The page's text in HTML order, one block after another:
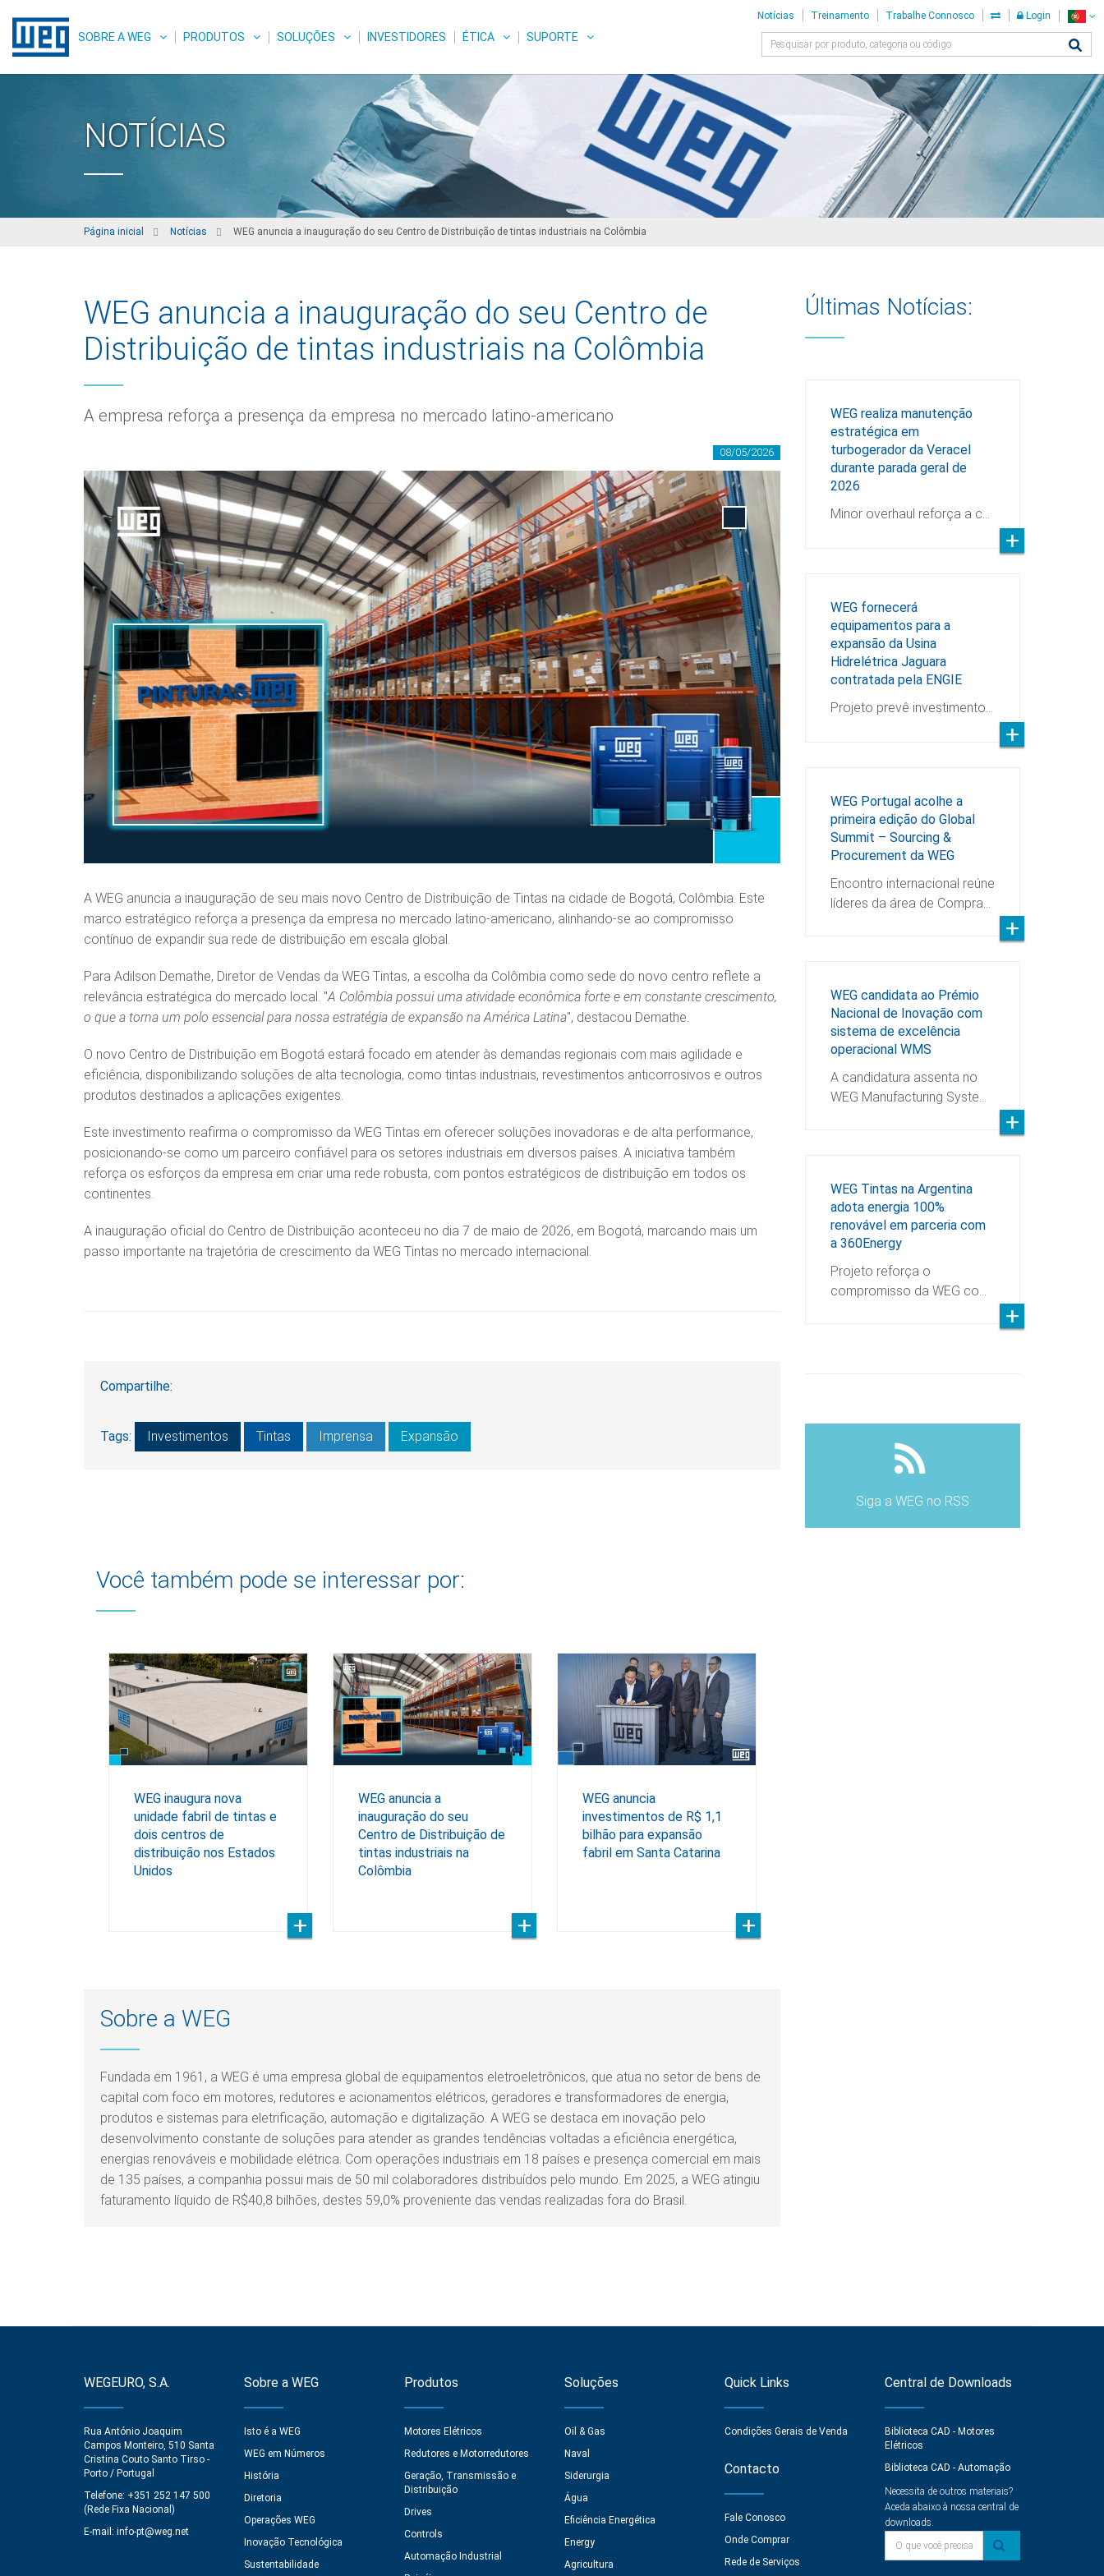
SOBRE A WEG PRODUTOS SOLUÇÕES INVESTIDORES ÉTICA SUPORTE
Notícias Treinamento Trabalhe Connosco Login
NOTÍCIAS
Página inicial Notícias WEG anuncia a inauguração do seu Centro de Distribuição de tintas industriais na Colômbia
WEG anuncia a inauguração do seu Centro de
Distribuição de tintas industriais na Colômbia
A empresa reforça a presença da empresa no mercado latino-americano
08/05/2026
A WEG anuncia a inauguração de seu mais novo Centro de Distribuição de Tintas na cidade de Bogotá, Colômbia. Este
marco estratégico reforça a presença da empresa no mercado latino-americano, alinhando-se ao compromisso
contínuo de expandir sua rede de distribuição em escala global.
Para Adilson Demathe, Diretor de Vendas da WEG Tintas, a escolha da Colômbia como sede do novo centro reflete a
relevância estratégica do mercado local. "A Colômbia possui uma atividade econômica forte e em constante crescimento,
o que a torna um polo essencial para nossa estratégia de expansão na América Latina", destacou Demathe.
O novo Centro de Distribuição em Bogotá estará focado em atender às demandas regionais com mais agilidade e
eficiência, disponibilizando soluções de alta tecnologia, como tintas industriais, revestimentos anticorrosivos e outros
produtos destinados a aplicações exigentes.
Este investimento reafirma o compromisso da WEG Tintas em oferecer soluções inovadoras e de alta performance,
posicionando-se como um parceiro confiável para os setores industriais em diversos países. A iniciativa também
reforça os esforços da empresa em criar uma rede robusta, com pontos estratégicos de distribuição em todos os
continentes.
A inauguração oficial do Centro de Distribuição aconteceu no dia 7 de maio de 2026, em Bogotá, marcando mais um
passo importante na trajetória de crescimento da WEG Tintas no mercado internacional.
Compartilhe:
Tags: Investimentos Tintas Imprensa Expansão
Você também pode se interessar por:
WEG inaugura nova
unidade fabril de tintas e
dois centros de
distribuição nos Estados
Unidos
WEG anuncia a
inauguração do seu
Centro de Distribuição de
tintas industriais na
Colômbia
WEG anuncia
investimentos de R$ 1,1
bilhão para expansão
fabril em Santa Catarina
Sobre a WEG
Fundada em 1961, a WEG é uma empresa global de equipamentos eletroeletrônicos, que atua no setor de bens de
capital com foco em motores, redutores e acionamentos elétricos, geradores e transformadores de energia,
produtos e sistemas para eletrificação, automação e digitalização. A WEG se destaca em inovação pelo
desenvolvimento constante de soluções para atender as grandes tendências voltadas a eficiência energética,
energias renováveis e mobilidade elétrica. Com operações industriais em 18 países e presença comercial em mais
de 135 países, a companhia possui mais de 50 mil colaboradores distribuídos pelo mundo. Em 2025, a WEG atingiu
faturamento líquido de R$40,8 bilhões, destes 59,0% proveniente das vendas realizadas fora do Brasil.
Últimas Notícias:
WEG realiza manutenção
estratégica em
turbogerador da Veracel
durante parada geral de
2026
Minor overhaul reforça a c…
WEG fornecerá
equipamentos para a
expansão da Usina
Hidrelétrica Jaguara
contratada pela ENGIE
Projeto prevê investimento…
WEG Portugal acolhe a
primeira edição do Global
Summit – Sourcing &
Procurement da WEG
Encontro internacional reúne
líderes da área de Compra…
WEG candidata ao Prémio
Nacional de Inovação com
sistema de excelência
operacional WMS
A candidatura assenta no
WEG Manufacturing Syste…
WEG Tintas na Argentina
adota energia 100%
renovável em parceria com
a 360Energy
Projeto reforça o
compromisso da WEG co…
Siga a WEG no RSS
WEGEURO, S.A.
Rua António Joaquim
Campos Monteiro, 510 Santa
Cristina Couto Santo Tirso -
Porto / Portugal
Telefone: +351 252 147 500
(Rede Fixa Nacional)
E-mail: info-pt@weg.net
Sobre a WEG
Isto é a WEG
WEG em Números
História
Diretoria
Operações WEG
Inovação Tecnológica
Sustentabilidade
Produtos
Motores Elétricos
Redutores e Motorredutores
Geração, Transmissão e
Distribuição
Drives
Controls
Automação Industrial
Soluções
Oil & Gas
Naval
Siderurgia
Água
Eficiência Energética
Energy
Agricultura
Quick Links
Condições Gerais de Venda
Contacto
Fale Conosco
Onde Comprar
Rede de Serviços
Central de Downloads
Biblioteca CAD - Motores
Elétricos
Biblioteca CAD - Automação
Necessita de outros materiais?
Aceda abaixo à nossa central de
downloads.